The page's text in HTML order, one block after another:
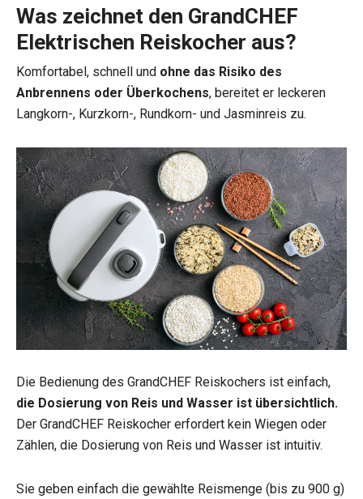
Was zeichnet den GrandCHEF
Elektrischen Reiskocher aus?
Komfortabel, schnell und ohne das Risiko des
Anbrennens oder Überkochens, bereitet er leckeren
Langkorn-, Kurzkorn-, Rundkorn- und Jasminreis zu.
Die Bedienung des GrandCHEF Reiskochers ist einfach,
die Dosierung von Reis und Wasser ist übersichtlich.
Der GrandCHEF Reiskocher erfordert kein Wiegen oder
Zählen, die Dosierung von Reis und Wasser ist intuitiv.
Sie geben einfach die gewählte Reismenge (bis zu 900 g)